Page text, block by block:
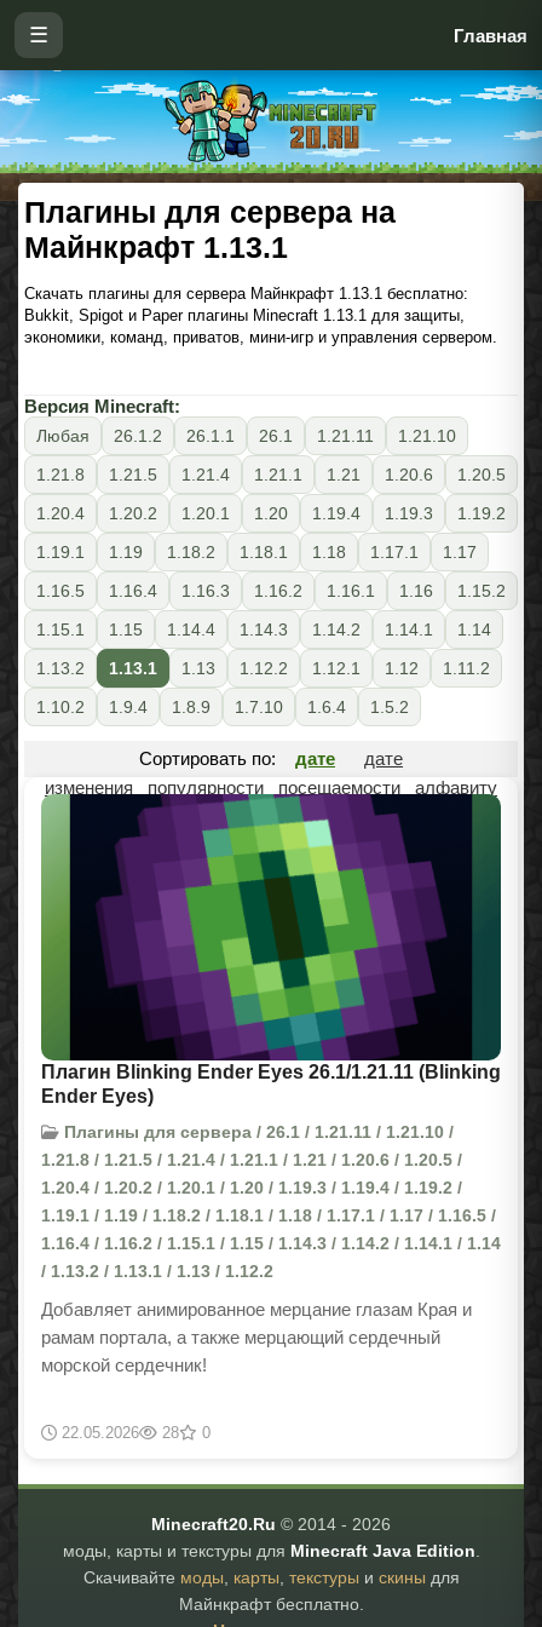
☰ Главная
Плагины для сервера на
Майнкрафт 1.13.1
Скачать плагины для сервера Майнкрафт 1.13.1 бесплатно:
Bukkit, Spigot и Paper плагины Minecraft 1.13.1 для защиты,
экономики, команд, приватов, мини-игр и управления сервером.
Версия Minecraft:
Любая 26.1.2 26.1.1 26.1 1.21.11
1.21.10
1.21.8
1.21.5 1.21.4 1.21.1 1.21 1.20.6
1.20.5
1.20.4
1.20.2 1.20.1 1.20 1.19.4 1.19.3
1.19.2
1.19.1
1.19 1.18.2 1.18.1 1.18 1.17.1
1.17
1.16.5
1.16.4 1.16.3 1.16.2 1.16.1 1.16
1.15.2
1.15.1
1.15 1.14.4 1.14.3 1.14.2 1.14.1
1.14
1.13.2
1.13.1 1.13 1.12.2 1.12.1 1.12
1.11.2
1.10.2
1.9.4 1.8.9 1.7.10 1.6.4 1.5.2
Сортировать по: дате
дате
изменения
популярности посещаемости алфавиту
Плагин Blinking Ender Eyes 26.1/1.21.11 (Blinking
Ender Eyes)
Плагины для сервера / 26.1 / 1.21.11 / 1.21.10 /
1.21.8 / 1.21.5 / 1.21.4 / 1.21.1 / 1.21 / 1.20.6 / 1.20.5 /
1.20.4 / 1.20.2 / 1.20.1 / 1.20 / 1.19.3 / 1.19.4 / 1.19.2 /
1.19.1 / 1.19 / 1.18.2 / 1.18.1 / 1.18 / 1.17.1 / 1.17 / 1.16.5 /
1.16.4 / 1.16.2 / 1.15.1 / 1.15 / 1.14.3 / 1.14.2 / 1.14.1 / 1.14
/ 1.13.2 / 1.13.1 / 1.13 / 1.12.2
Добавляет анимированное мерцание глазам Края и
рамам портала, а также мерцающий сердечный
морской сердечник!
22.05.2026 28 0
Minecraft20.Ru © 2014 - 2026
моды, карты и текстуры для Minecraft Java Edition
Скачивайте моды карты текстуры и скины для
Майнкрафт бесплатно.